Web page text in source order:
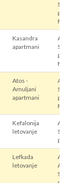
prevoz,
Mini
Kasandra
apartmani
prevoz,
Mini
Atos -
Amuljani
apartmani
prevoz,
Mini
Kefalonija
letovanje
Avion,
prevoz
Lefkada
letovanje
Avion,